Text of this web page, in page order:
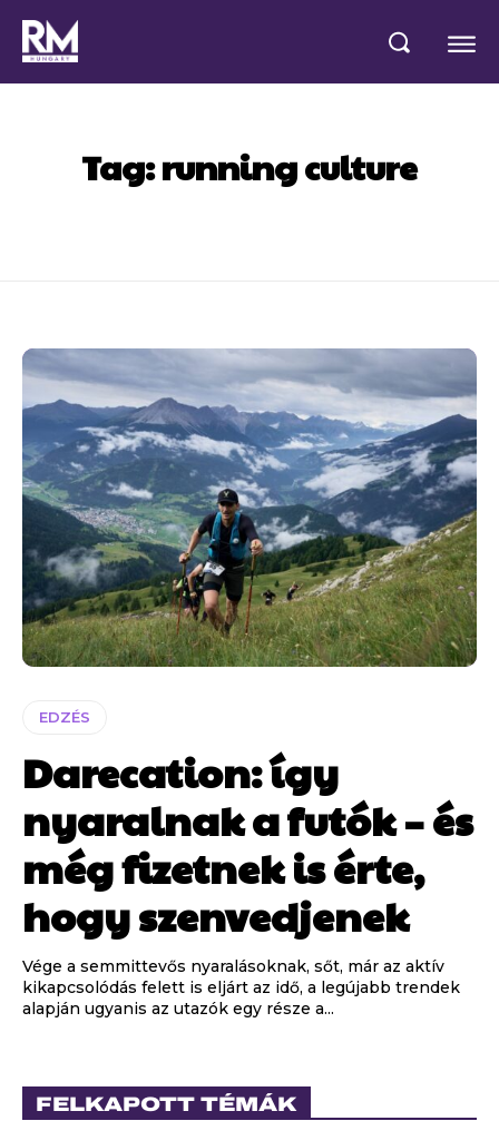
Tag:running culture
EDZÉS
Darecation: így
nyaralnak a futók – és
még fizetnek is érte,
hogy szenvedjenek
Vége a semmittevős nyaralásoknak, sőt, már az aktív
kikapcsolódás felett is eljárt az idő, a legújabb trendek
alapján ugyanis az utazók egy része a...
FELKAPOTT TÉMÁK